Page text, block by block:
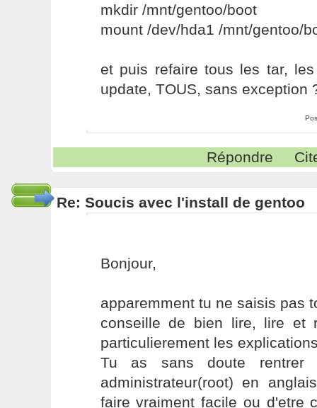
mkdir /mnt/gentoo/boot
mount /dev/hda1 /mnt/gentoo/
et puis refaire tous les tar,
update, TOUS, sans exception
Répondre
Re: Soucis avec l'install de gentoo
Bonjour,
apparemment tu ne saisis pas
conseille de bien lire, lire et
particulierement les
Tu as sans doute
administrateur(root) en
faire vraiment facile ou d'etre